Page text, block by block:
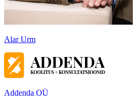
Alar Urm
Addenda OÜ